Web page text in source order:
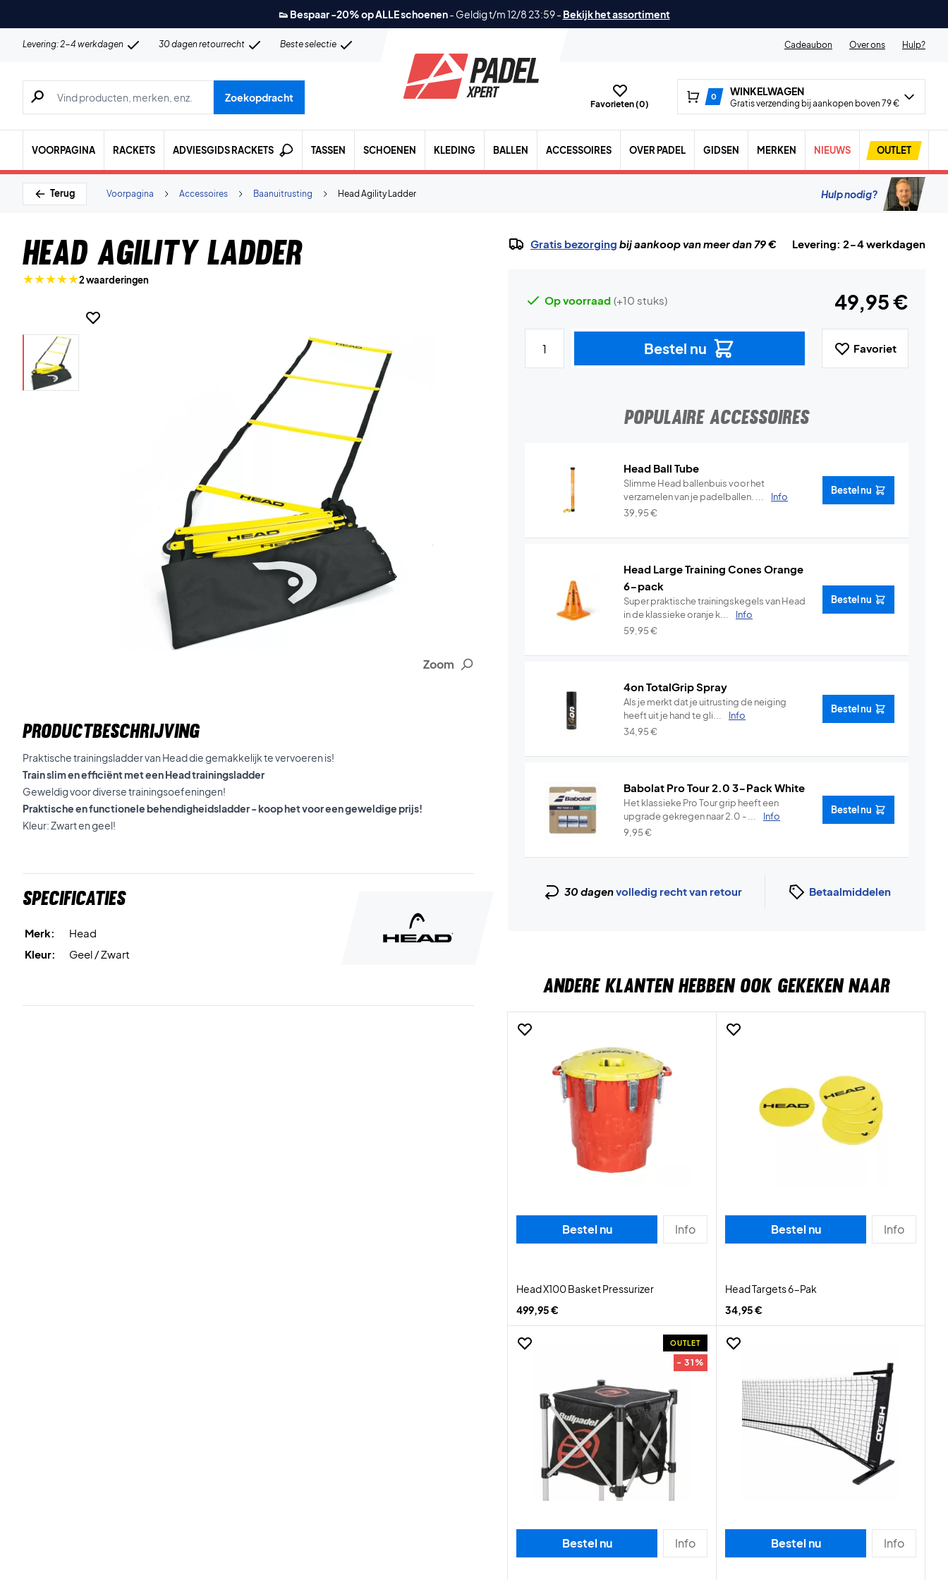
👟 Bespaar -20% op ALLE schoenen- Geldig t/m 12/8 23:59- Bekijk het assortiment
Levering: 2-4 werkdagen 30 dagen retourrecht Beste selectie Cadeaubon Over ons Hulp?
Zoeken naar producten, merken etc.
Zoekopdracht
Favorieten (0)
0 WINKELWAGEN
Gratis verzending bij aankopen boven 79 €
VOORPAGINA RACKETS ADVIESGIDS RACKETS TASSEN SCHOENEN KLEDING BALLEN ACCESSOIRES OVER PADEL GIDSEN MERKEN NIEUWS OUTLET
Terug Head Agility Ladder
Baanuitrusting
Accessoires
Voorpagina Hulp nodig?
Head Agility Ladder
2 waarderingen
Zoom
PRODUCTBESCHRIJVING
Praktische trainingsladder van Head die gemakkelijk te vervoeren is!
Train slim en efficiënt met een Head trainingsladder
Geweldig voor diverse trainingsoefeningen!
Praktische en functionele behendigheidsladder - koop het voor een geweldige prijs!
Kleur: Zwart en geel!
Specificaties
Merk:
Head
Kleur:
Geel / Zwart
Gratis bezorging bij aankoop van meer dan 79 € Levering: 2-4 werkdagen
Op voorraad (+10 stuks) 49,95 €
Bestel nu Favoriet
POPULAIRE ACCESSOIRES
Head Ball Tube
Slimme Head ballenbuis voor het
Info
39,95€
Bestel nu
Head Large Training Cones Orange
6-pack
Super praktische trainingskegels van Head
in de klassieke oranje k...
Info
59,95€
Bestel nu
4on TotalGrip Spray
Als je merkt dat je uitrusting de neiging
heeft uit je hand te gli...
Info
34,95€
Bestel nu
Babolat Pro Tour 2.0 3-Pack White
Het klassieke Pro Tour grip heeft een
upgrade gekregen naar 2.0 - ...
Info
9,95€
Bestel nu
30 dagenvolledig recht van retour Betaalmiddelen
ANDERE KLANTEN HEBBEN OOK GEKEKEN NAAR
Bestel nu Info
Head X100 Basket Pressurizer
499,95 €
Bestel nu Info
Head Targets 6-Pak
34,95 €
OUTLET
- 31%
Bestel nu Info Bestel nu Info